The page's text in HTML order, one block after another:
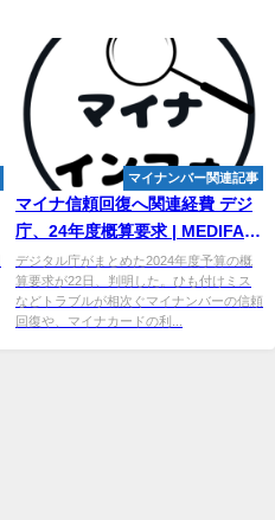
マイナンバー関連記事
マイナ信頼回復へ関連経費 デジ
庁、24年度概算要求 | MEDIFAX
web（メディファクス ウェブ）
デジタル庁がまとめた2024年度予算の概
算要求が22日、判明した。ひも付けミス
などトラブルが相次ぐマイナンバーの信頼
回復や、マイナカードの利...